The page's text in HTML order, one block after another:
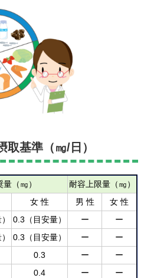
基準（㎎/日）
量（㎎）
耐容上限量（㎎）
女 性 男 性
女 性
0.3（目安量） ー
ー
0.3（目安量） ー
ー
0.3 ー
ー
0.4 ー
ー